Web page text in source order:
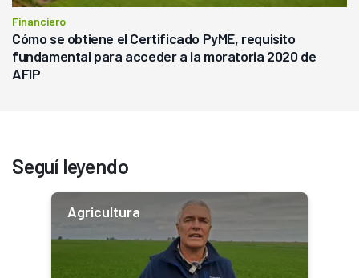
Financiero
Cómo se obtiene el Certificado PyME, requisito
fundamental para acceder a la moratoria 2020 de
AFIP
Seguí leyendo
Agricultura